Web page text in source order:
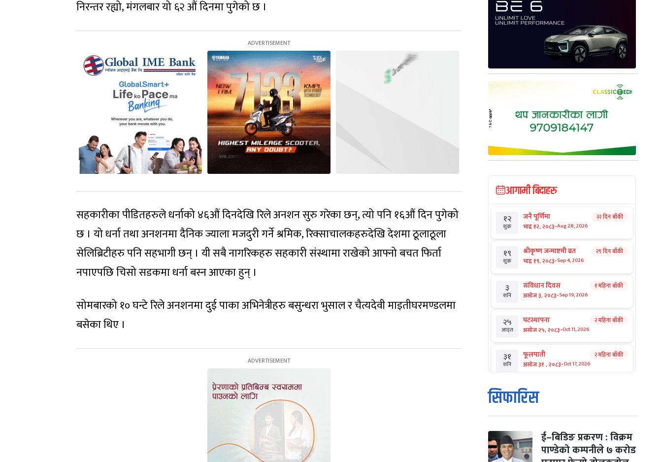
निरन्तर रह्यो, मंगलबार यो ६२ औं दिनमा पुगेको छ ।
सहकारीका पीडितहरुले धर्नाको ४६औं दिनदेखि रिले अनशन सुरु गरेका छन्, त्यो पनि १६औं दिन पुगेको
छ । यो धर्ना तथा अनशनमा दैनिक ज्याला मजदुरी गर्ने श्रमिक, रिक्साचालकहरुदेखि देशमा ठूलाठूला
सेलिब्रिटीहरु पनि सहभागी छन् । यी सबै नागरिकहरु सहकारी संस्थामा राखेको आफ्नो बचत फिर्ता
नपाएपछि चिसो सडकमा धर्ना बस्न आएका हुन् ।
सोमबारको १० घन्टे रिले अनशनमा दुई पाका अभिनेत्रीहरु बसुन्धरा भुसाल र चैत्यदेवी माइतीघरमण्डलमा
बसेका थिए ।
आगामी बिदाहरु
१२
शुक्र
जनै पूर्णिमा
भाद्र १२, २०८३-Aug 28, 2026
२२ दिन बाँकी
१९
शुक्र
श्रीकृष्ण जन्माष्टमी व्रत
भाद्र १९, २०८३-Sep 4, 2026
२९ दिन बाँकी
३
शनि
संविधान दिवस
असोज ३, २०८३-Sep 19, 2026
१ महिना बाँकी
२५
आइत
घटस्थापना
असोज २५, २०८३-Oct 11, 2026
२ महिना बाँकी
३१
शनि
फूलपाती
असोज ३१ , २०८३-Oct 17, 2026
२ महिना बाँकी
१
आइत
कार्तिक सङ्क्रान्ति
कार्तिक १, २०८३
मंगल कार्तिक ३, २०८३-Oct 20, 2026
विजयादशमी २ महिना बाँकी
सिफारिस
ई–बिडिङ प्रकरण : विक्रम
पाण्डेको कम्पनीले ७ करोड